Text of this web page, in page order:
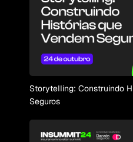
Storytelling: Construindo
Seguros